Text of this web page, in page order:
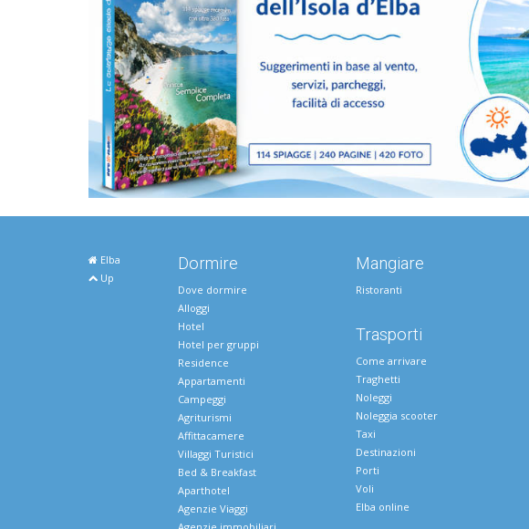
Elba
Up
Dormire
Dove dormire
Alloggi
Hotel
Hotel per gruppi
Residence
Appartamenti
Campeggi
Agriturismi
Affittacamere
Villaggi Turistici
Bed & Breakfast
Aparthotel
Agenzie Viaggi
Mangiare
Ristoranti
Trasporti
Come arrivare
Traghetti
Noleggi
Noleggia scooter
Taxi
Destinazioni
Porti
Voli
Elba online